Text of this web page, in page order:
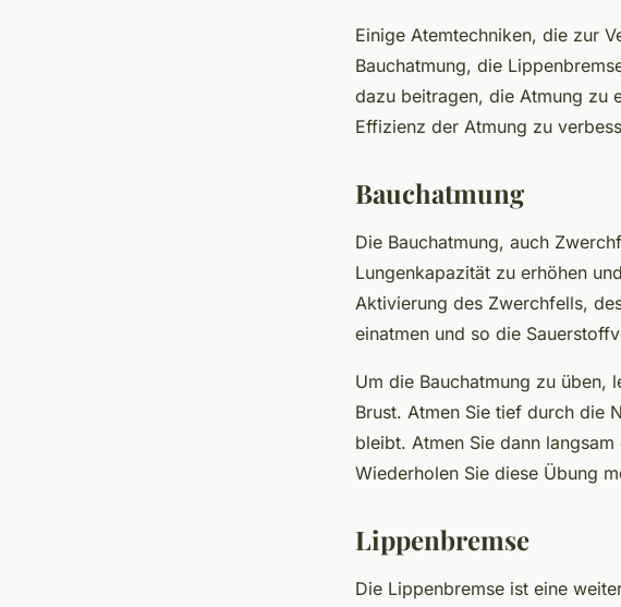
Einige Atemtechniken, die zur
Bauchatmung, die
dazu beitragen, die Atmung zu
Effizienz der Atmung zu
Bauchatmung
Die Bauchatmung, auch
Lungenkapazität zu erhöhen
Aktivierung des Zwerchfells,
einatmen und so die
Um die Bauchatmung zu üben,
Brust. Atmen Sie tief durch die
bleibt. Atmen Sie dann
Wiederholen Sie diese Übung
Lippenbremse
Die Lippenbremse ist eine